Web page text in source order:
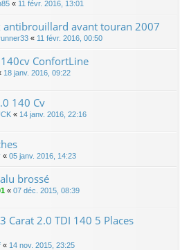
« 11 févr. 2016, 13:01
antibrouillard avant touran 2007
« 11 févr. 2016, 00:50
ConfortLine
18 janv. 2016, 09:22
140 Cv
« 14 janv. 2016, 22:16
« 05 janv. 2016, 14:23
brossé
« 07 déc. 2015, 08:39
Carat 2.0 TDI 140 5 Places
« 14 nov. 2015, 23:25